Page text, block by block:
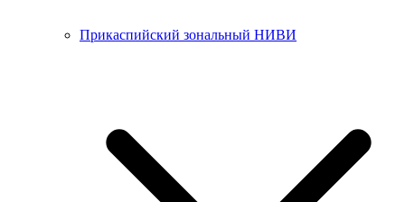
Прикаспийский зональный НИВИ